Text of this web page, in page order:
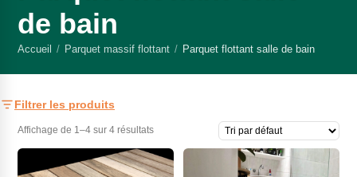
de bain
Accueil / Parquet massif flottant / Parquet flottant salle de bain
Filtrer les produits
Affichage de 1–4 sur 4 résultats